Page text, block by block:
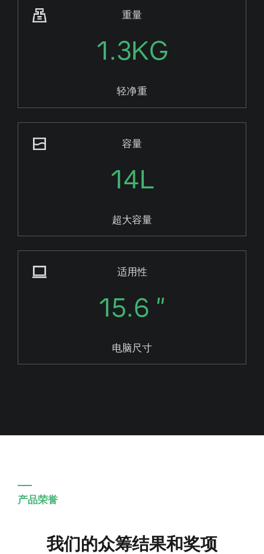
重量
1.3KG
轻净重
容量
14L
超大容量
适用性
15.6 "
电脑尺寸
产品荣誉
我们的众筹结果和奖项